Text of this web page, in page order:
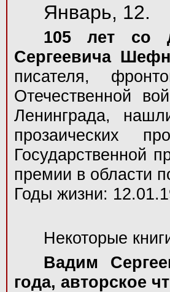
Январь, 12.
105 лет со
Сергеевича
писателя,
Отечественной
Ленинграда,
прозаических
Государственной
премии в области
Годы жизни:
Некоторые
Вадим
года, авторское